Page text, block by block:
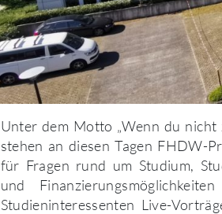
Unter dem Motto „Wenn du
stehen an diesen Tagen FHDW-
für Fragen rund um Studium,
und
Studieninteressenten Live-